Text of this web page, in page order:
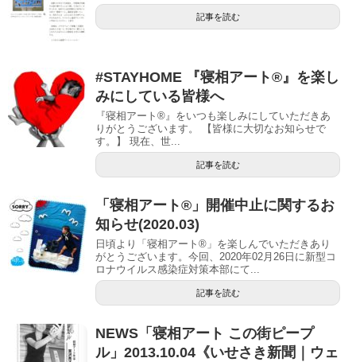
記事を読む
#STAYHOME 『寝相アート®』を楽し
みにしている皆様へ
『寝相アート®』をいつも楽しみにしていただきあ
りがとうございます。 【皆様に大切なお知らせで
す。】 現在、世...
記事を読む
「寝相アート®」開催中止に関するお
知らせ(2020.03)
日頃より「寝相アート®」を楽しんでいただきあり
がとうございます。今回、2020年02月26日に新型コ
ロナウイルス感染症対策本部にて...
記事を読む
NEWS「寝相アート この街ピープ
ル」2013.10.04《いせさき新聞｜ウェ